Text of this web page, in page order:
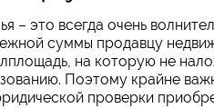
– это всегда очень
суммы продавцу
на которую не
Поэтому крайне
проверки